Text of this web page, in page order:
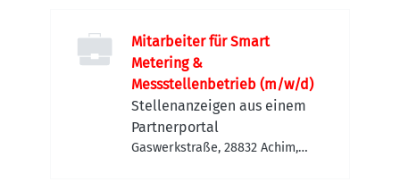
Mitarbeiter für Smart
Metering &
Messstellenbetrieb (m/w/d)
Stellenanzeigen aus einem
Partnerportal
Gaswerkstraße, 28832 Achim,